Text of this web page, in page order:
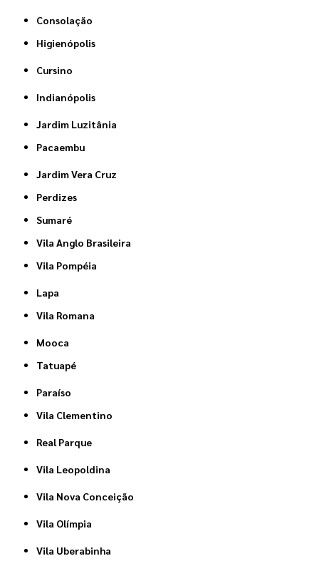
Consolação
Higienópolis
Cursino
Indianópolis
Jardim Luzitânia
Pacaembu
Jardim Vera Cruz
Perdizes
Sumaré
Vila Anglo Brasileira
Vila Pompéia
Lapa
Vila Romana
Mooca
Tatuapé
Paraíso
Vila Clementino
Real Parque
Vila Leopoldina
Vila Nova Conceição
Vila Olímpia
Vila Uberabinha